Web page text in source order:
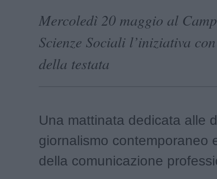
Mercoledì 20 maggio al
Scienze Sociali l’iniziativa
della testata
Una mattinata dedicata alle
giornalismo contemporaneo
della comunicazione